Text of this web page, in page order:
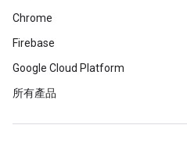
Chrome
Firebase
Google Cloud Platform
所有產品